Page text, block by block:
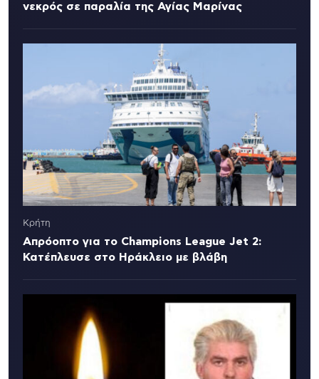
νεκρός σε παραλία της Αγίας Μαρίνας
Κρήτη
Απρόοπτο για το Champions League Jet 2:
Κατέπλευσε στο Ηράκλειο με βλάβη